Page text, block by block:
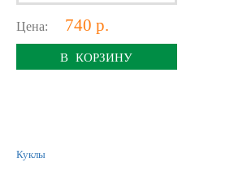
Цена: 740 р.
В КОРЗИНУ
Куклы